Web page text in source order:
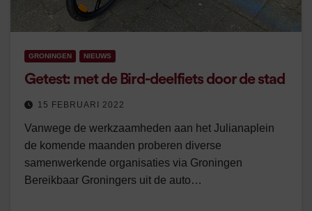
GRONINGEN NIEUWS
Getest: met de Bird-deelfiets door de stad
15 FEBRUARI 2022
Vanwege de werkzaamheden aan het Julianaplein
de komende maanden proberen diverse
samenwerkende organisaties via Groningen
Bereikbaar Groningers uit de auto…